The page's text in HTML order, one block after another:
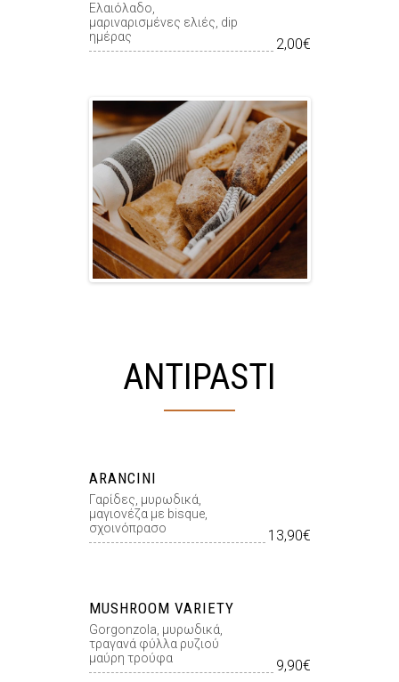
Ελαιόλαδο,
μαριναρισμένες ελιές, dip
ημέρας
2,00€
ANTIPASTI
ARANCINI
Γαρίδες, μυρωδικά,
μαγιονέζα με bisque,
σχοινόπρασο
13,90€
MUSHROOM VARIETY
Gorgonzola, µυρωδικά,
τραγανά φύλλα ρυζιού
µαύρη τρούφα
9,90€